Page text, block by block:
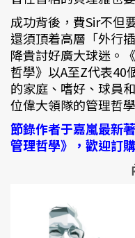
成功背後，費Sir不但
還須頂着高層「外行
降貴討好廣大球迷。
哲學》以A至Z代表40
的家庭、嗜好、球員
位偉大領隊的管理哲
節錄作者于嘉嵐最新
管理哲學》，歡迎訂